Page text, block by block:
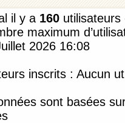
il y a 160
maximum
2026 16:08
inscrits : Aucun
sont basées